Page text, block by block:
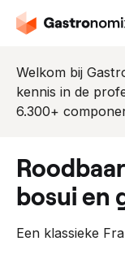
Welkom bij
kennis in de
6.300+
roodbaars gestoomd met
bosui en
Een klassieke